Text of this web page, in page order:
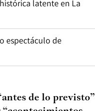
latente en La
espectáculo de
de lo previsto”